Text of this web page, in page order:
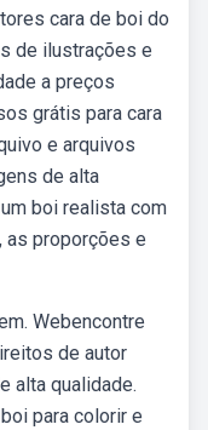
cara de boi do
de ilustrações e
a preços
grátis para cara
e arquivos
de alta
boi realista com
as proporções e
Webencontre
de autor
alta qualidade.
para colorir e